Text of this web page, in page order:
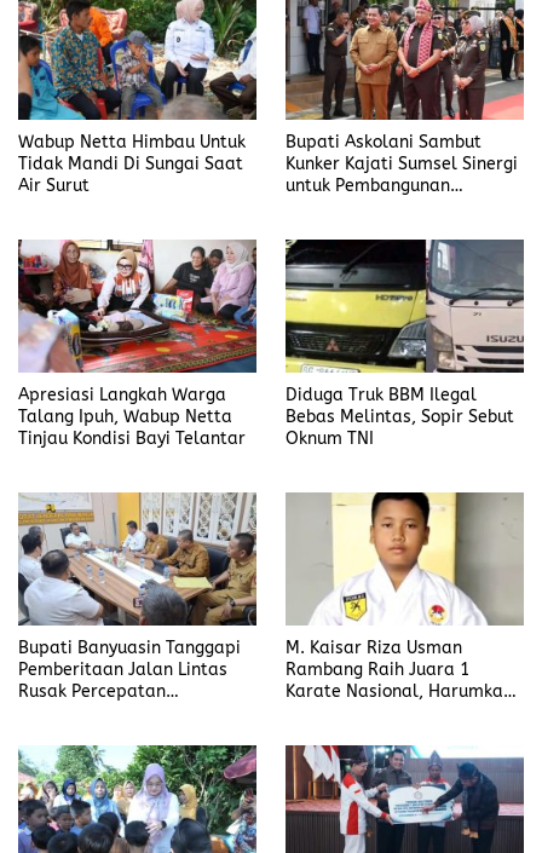
Wabup Netta Himbau Untuk
Tidak Mandi Di Sungai Saat
Air Surut
Bupati Askolani Sambut
Kunker Kajati Sumsel Sinergi
untuk Pembangunan
Apresiasi Langkah Warga
Talang Ipuh, Wabup Netta
Tinjau Kondisi Bayi Telantar
Diduga Truk BBM Ilegal
Bebas Melintas, Sopir Sebut
Oknum TNI
Bupati Banyuasin Tanggapi
Pemberitaan Jalan Lintas
Rusak Percepatan
M. Kaisar Riza Usman
Rambang Raih Juara 1
Karate Nasional, Harumkan